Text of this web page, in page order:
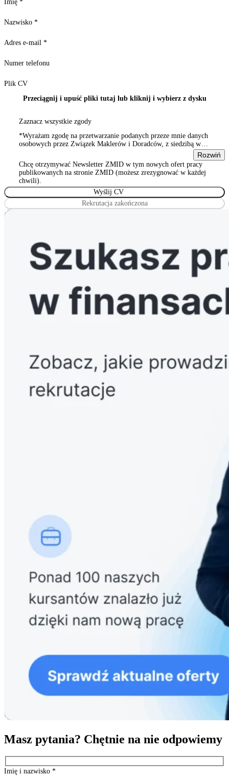
Imię *
Nazwisko *
Adres e-mail *
Numer telefonu
Plik CV
Przeciągnij i upuść pliki tutaj lub kliknij i wybierz z dysku
Zaznacz wszystkie zgody
*Wyrażam zgodę na przetwarzanie podanych przeze mnie danych
osobowych przez Związek Maklerów i Doradców, z siedzibą w
stowarzyszeń, innych organizacji społecznych i zawodowych,
Wyrażam zgodę na przetwarzanie podanych przeze mnie danych
osobowych przez Związek Maklerów i Doradców, z siedzibą w
Warszawie 00-815, ul. Sienna 93/2, wpisanym do rejestru
stowarzyszeń, innych organizacji społecznych i zawodowych
Rozwiń
Chcę otrzymywać Newsletter ZMID w tym nowych ofert pracy
publikowanych na stronie ZMID (możesz zrezygnować w każdej
chwili).
Rekrutacja zakończona
Masz pytania? Chętnie na nie odpowiemy
Imię i nazwisko *